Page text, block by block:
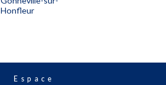
Honfleur
Espace